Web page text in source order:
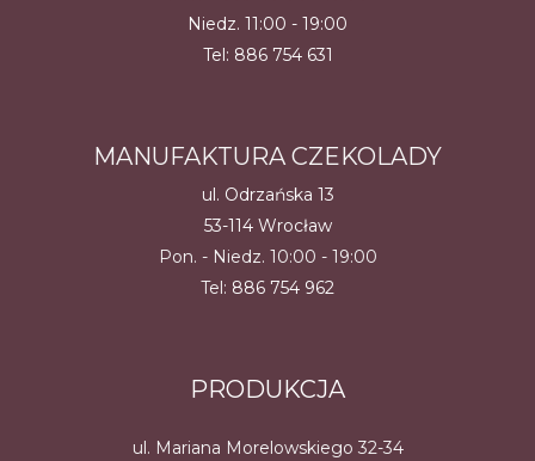
Niedz. 11:00 - 19:00
Tel: 886 754 631
MANUFAKTURA CZEKOLADY
ul. Odrzańska 13
53-114 Wrocław
Pon. - Niedz. 10:00 - 19:00
Tel: 886 754 962
PRODUKCJA
ul. Mariana Morelowskiego 32-34